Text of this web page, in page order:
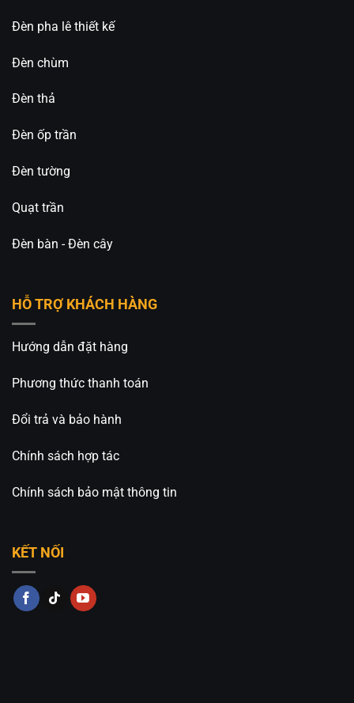
Đèn pha lê thiết kế
Đèn chùm
Đèn thả
Đèn ốp trần
Đèn tường
Quạt trần
Đèn bàn - Đèn cây
HỖ TRỢ KHÁCH HÀNG
Hướng dẫn đặt hàng
Phương thức thanh toán
Đổi trả và bảo hành
Chính sách hợp tác
Chính sách bảo mật thông tin
KẾT NỐI